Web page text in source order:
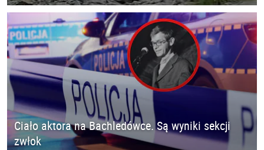
Ciało aktora na Bachledówce. Są wyniki sekcji
zwłok